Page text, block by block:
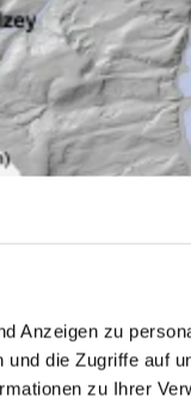
Anzeigen zu
die Zugriffe auf
zu Ihrer